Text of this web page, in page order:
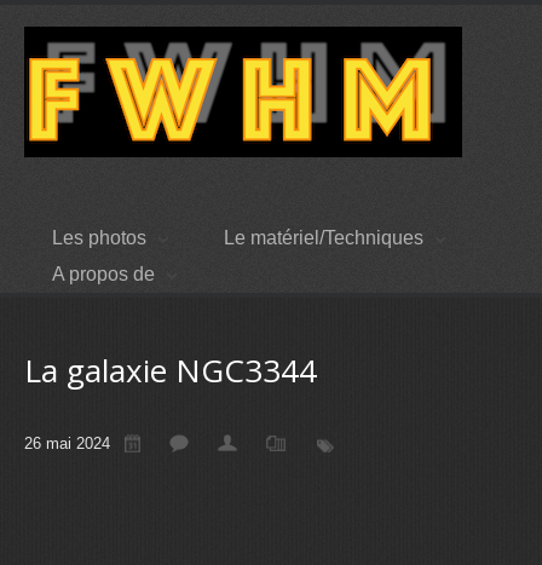
Les photos
Le matériel/Techniques
A propos de
La galaxie NGC3344
26 mai 2024